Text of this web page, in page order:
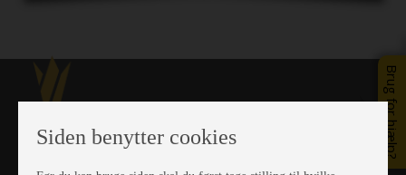
Brug for hjælp?
Siden benytter cookies